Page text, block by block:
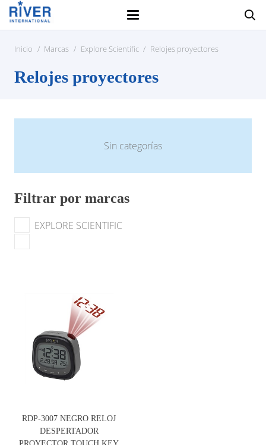
Inicio / Marcas / Explore Scientific / Relojes proyectores
Relojes proyectores
Sin categorías
Filtrar por marcas
EXPLORE SCIENTIFIC
RDP-3007 NEGRO RELOJ
DESPERTADOR